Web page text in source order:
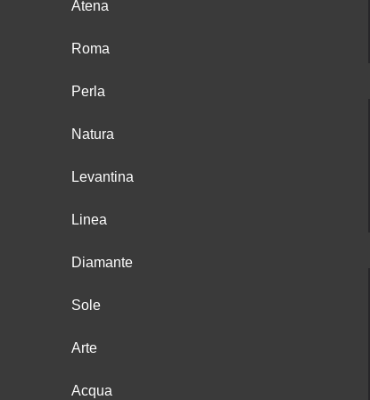
Atena
Roma
Perla
Natura
Levantina
Linea
Diamante
Sole
Arte
Acqua